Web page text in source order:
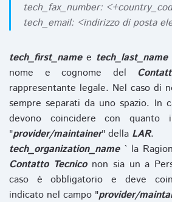
tech_fax_number:
tech_email: <indirizzo di posta
tech_first_namee tech_last_name
nome e cognome del
rappresentante legale. Nel caso di
sempre separati da uno spazio. In
devono coincidere con quanto
"provider/maintainer" della LAR.
tech_organization_name` la
Contatto Tecniconon sia un a
caso è obbligatorio e deve
indicato nel campo "provider/